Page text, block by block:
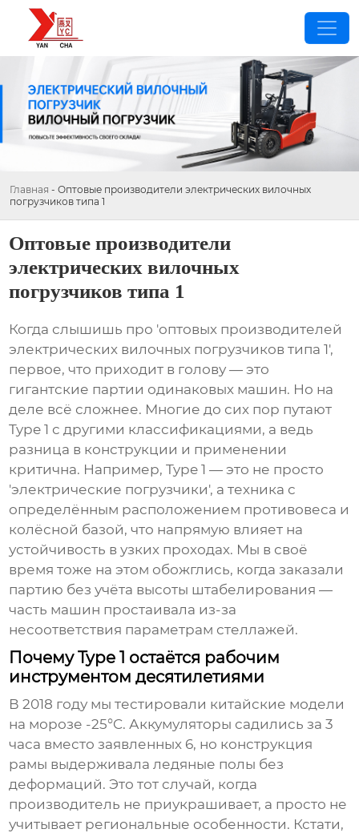
Главная - Оптовые производители электрических вилочных
погрузчиков типа 1
Оптовые производители
электрических вилочных
погрузчиков типа 1
Когда слышишь про 'оптовых производителей
электрических вилочных погрузчиков типа 1',
первое, что приходит в голову — это
гигантские партии одинаковых машин. Но на
деле всё сложнее. Многие до сих пор путают
Type 1 с другими классификациями, а ведь
разница в конструкции и применении
критична. Например, Type 1 — это не просто
'электрические погрузчики', а техника с
определённым расположением противовеса и
колёсной базой, что напрямую влияет на
устойчивость в узких проходах. Мы в своё
время тоже на этом обожглись, когда заказали
партию без учёта высоты штабелирования —
часть машин простаивала из-за
несоответствия параметрам стеллажей.
Почему Type 1 остаётся рабочим
инструментом десятилетиями
В 2018 году мы тестировали китайские модели
на морозе -25°C. Аккумуляторы садились за 3
часа вместо заявленных 6, но конструкция
рамы выдерживала ледяные полы без
деформаций. Это тот случай, когда
производитель не приукрашивает, а просто не
учитывает региональные особенности. Кстати,